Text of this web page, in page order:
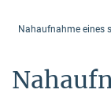
Nahaufnahme eines